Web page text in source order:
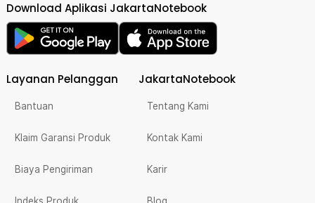
Download Aplikasi JakartaNotebook
Layanan Pelanggan
Bantuan
Klaim Garansi Produk
Biaya Pengiriman
JakartaNotebook
Tentang Kami
Kontak Kami
Karir